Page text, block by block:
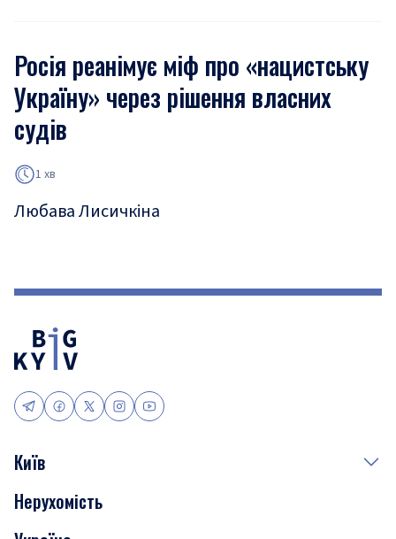
Росія реанімує міф про «нацистську
Україну» через рішення власних
судів
1 хв
Любава Лисичкіна
Київ
Події
Нерухомість